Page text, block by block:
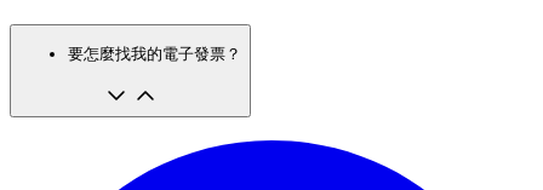
要怎麼找我的電子發票？